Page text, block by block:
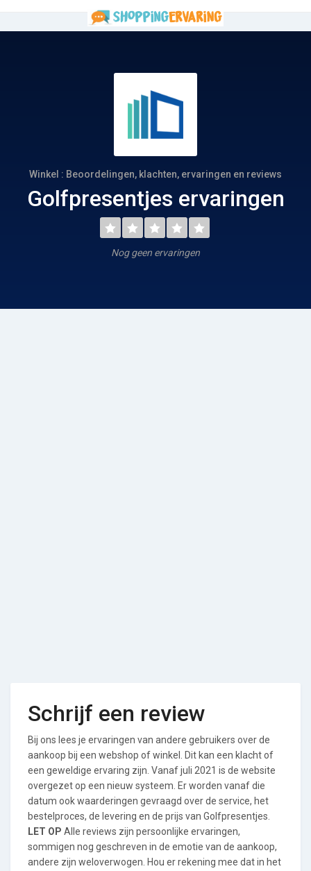
Winkel : Beoordelingen, klachten, ervaringen en reviews
Golfpresentjes ervaringen
Nog geen ervaringen
Schrijf een review
Bij ons lees je ervaringen van andere gebruikers over de
aankoop bij een webshop of winkel. Dit kan een klacht of
een geweldige ervaring zijn. Vanaf juli 2021 is de website
overgezet op een nieuw systeem. Er worden vanaf die
datum ook waarderingen gevraagd over de service, het
bestelproces, de levering en de prijs van Golfpresentjes.
LET OP Alle reviews zijn persoonlijke ervaringen,
sommigen nog geschreven in de emotie van de aankoop,
andere zijn weloverwogen. Hou er rekening mee dat in het